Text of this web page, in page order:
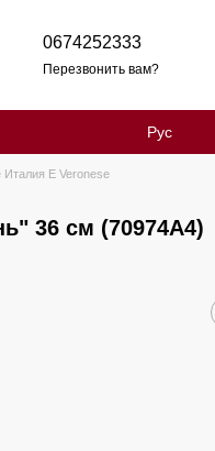
0674252333
Перезвонить вам?
Рус
Италия Е Veronese
36 см (70974A4)